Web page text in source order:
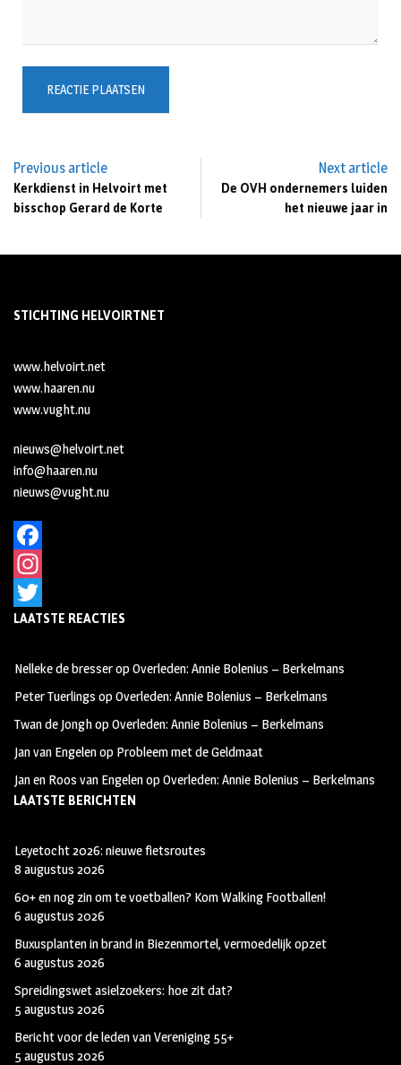
Previous article
Kerkdienst in Helvoirt met
bisschop Gerard de Korte
Next article
De OVH ondernemers luiden
het nieuwe jaar in
STICHTING HELVOIRTNET
www.helvoirt.net
www.haaren.nu
www.vught.nu
nieuws@helvoirt.net
info@haaren.nu
nieuws@vught.nu
F
a
c
b
k
n
t
r
a
T
i
e
r
LAATSTE REACTIES
Nelleke de bresseropOverleden: Annie Bolenius – Berkelmans
Peter Tuerlings opOverleden: Annie Bolenius – Berkelmans
Twan de JonghopOverleden: Annie Bolenius – Berkelmans
Jan van Engelenop Probleem met de Geldmaat
Jan en Roos van EngelenopOverleden: Annie Bolenius – Berkelmans
LAATSTE BERICHTEN
Leyetocht 2026: nieuwe fietsroutes
8 augustus 2026
60+ en nog zin om te voetballen? Kom Walking Footballen!
6 augustus 2026
Buxusplanten in brand in Biezenmortel, vermoedelijk opzet
6 augustus 2026
Spreidingswet asielzoekers: hoe zit dat?
5 augustus 2026
Bericht voor de leden van Vereniging 55+
5 augustus 2026